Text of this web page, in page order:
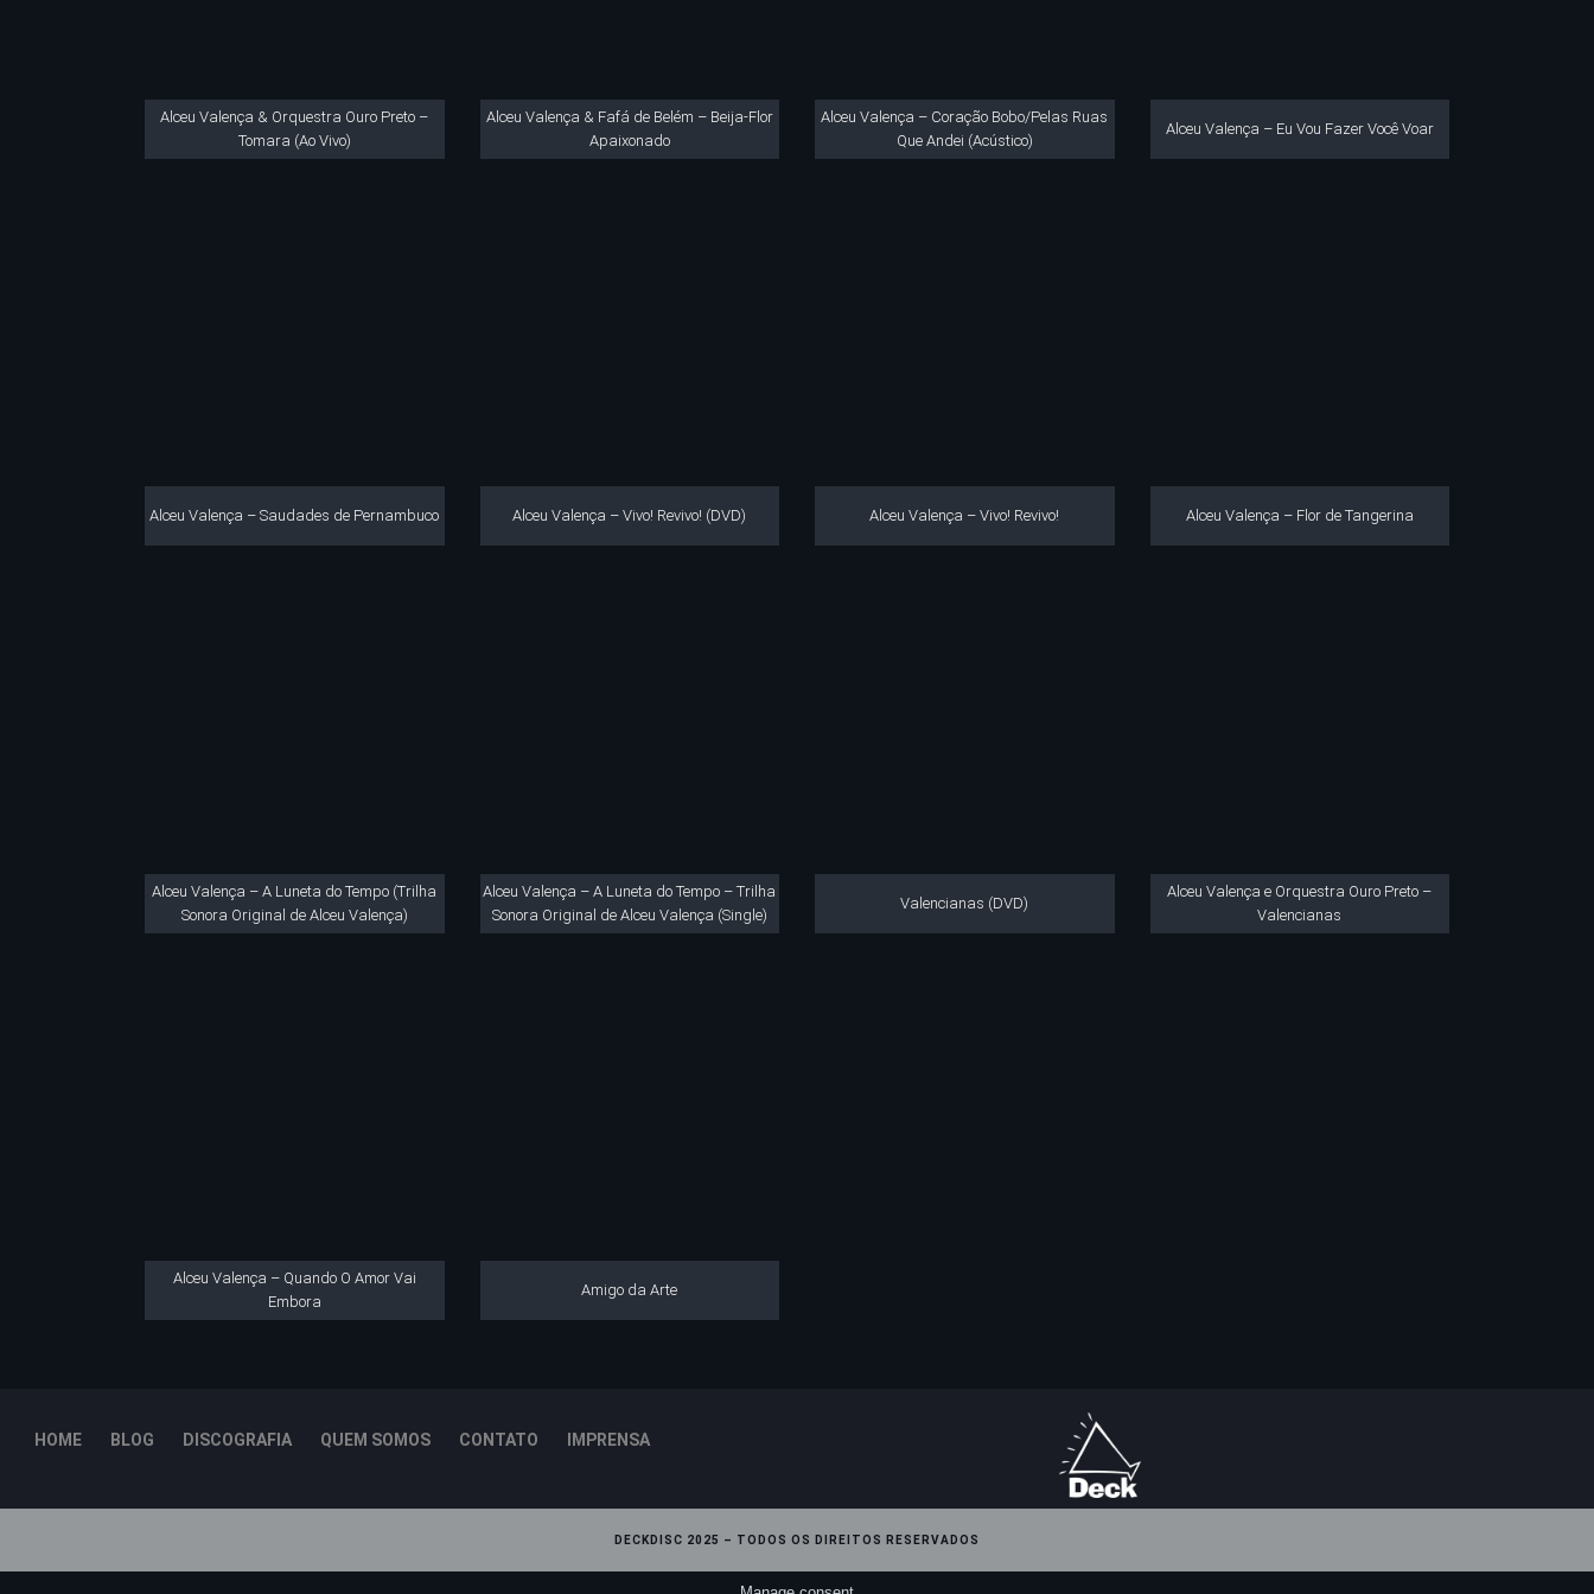
Alceu Valença & Orquestra Ouro Preto –
Tomara (Ao Vivo)
Alceu Valença & Fafá de Belém – Beija-Flor
Apaixonado
Alceu Valença – Coração Bobo/Pelas Ruas
Que Andei (Acústico)
Alceu Valença – Eu Vou Fazer Você Voar
Alceu Valença – Saudades de Pernambuco Alceu Valença – Vivo! Revivo! (DVD) Alceu Valença – Vivo! Revivo! Alceu Valença – Flor de Tangerina
Alceu Valença – A Luneta do Tempo (Trilha
Sonora Original de Alceu Valença)
Alceu Valença – A Luneta do Tempo – Trilha
Sonora Original de Alceu Valença (Single)
Valencianas (DVD)
Alceu Valença e Orquestra Ouro Preto –
Valencianas
Alceu Valença – Quando O Amor Vai
Embora
Amigo da Arte
HOME BLOG DISCOGRAFIA QUEM SOMOS CONTATO IMPRENSA
DECKDISC 2025 – TODOS OS DIREITOS RESERVADOS